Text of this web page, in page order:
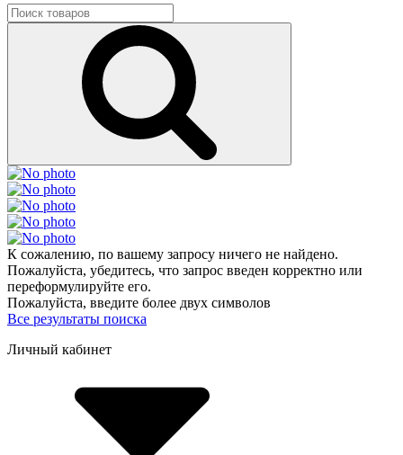
К сожалению, по вашему запросу ничего не найдено.
Пожалуйста, убедитесь, что запрос введен корректно или
переформулируйте его.
Пожалуйста, введите более двух символов
Все результаты поиска
Личный кабинет